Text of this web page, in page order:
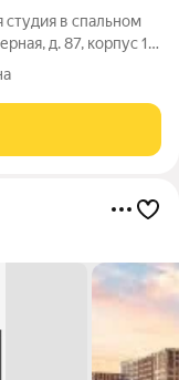
и уютная
Это идеальный